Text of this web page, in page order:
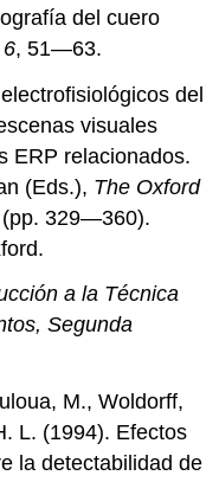
del cuero
6, 51—63.
del
visuales
ERP relacionados.
(Eds.), The Oxford
(pp. 329—360).
a la Técnica
Segunda
M., Woldorff,
L. (1994). Efectos
la detectabilidad de